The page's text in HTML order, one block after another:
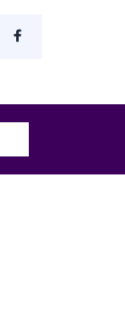
sur Linkedin